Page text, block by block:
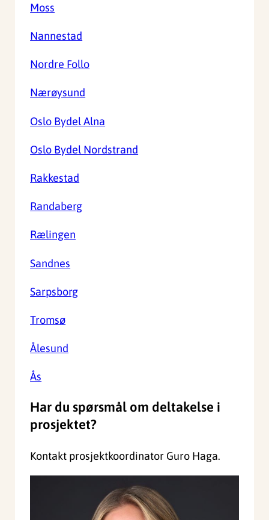
Moss
Nannestad
Nordre Follo
Nærøysund
Oslo Bydel Alna
Oslo Bydel Nordstrand
Rakkestad
Randaberg
Rælingen
Sandnes
Sarpsborg
Tromsø
Ålesund
Ås
Har du spørsmål om deltakelse i
prosjektet?
Kontakt prosjektkoordinator Guro Haga.